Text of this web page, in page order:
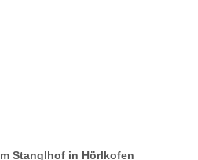
Stanglhof in Hörlkofen